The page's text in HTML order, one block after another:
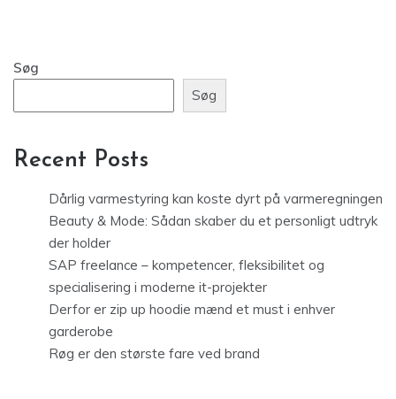
Søg
Søg
Recent Posts
Dårlig varmestyring kan koste dyrt på varmeregningen
Beauty & Mode: Sådan skaber du et personligt udtryk
der holder
SAP freelance – kompetencer, fleksibilitet og
specialisering i moderne it-projekter
Derfor er zip up hoodie mænd et must i enhver
garderobe
Røg er den største fare ved brand